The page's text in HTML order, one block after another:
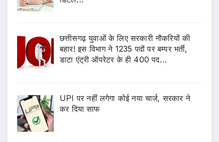
छत्तीसगढ़ युवाओं के लिए सरकारी नौकरियों की
बहार! इस विभाग ने 1235 पदों पर बम्पर भर्ती,
डाटा एंट्री ऑपरेटर के ही 400 पद…
UPI पर नहीं लगेगा कोई नया चार्ज, सरकार ने
कर दिया साफ